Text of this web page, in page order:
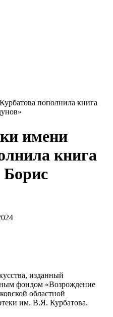
пополнила книга
имени
книга
изданный
фондом «Возрождение
областной
им. В.Я. Курбатова.